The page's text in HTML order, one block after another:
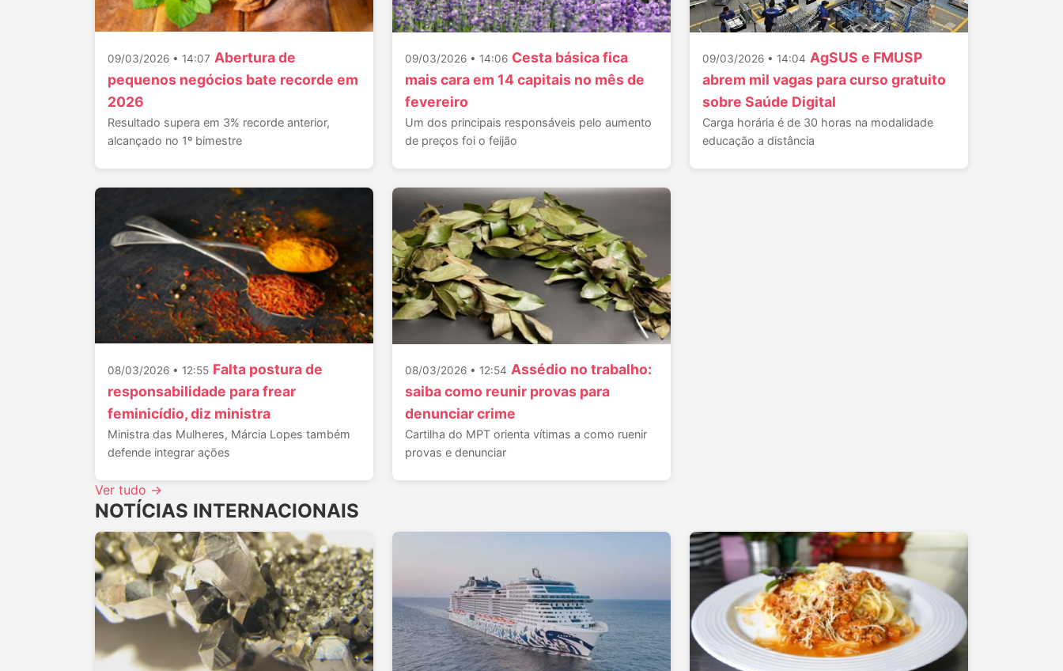
09/03/2026 • 14:07 Abertura de
pequenos negócios bate recorde em
2026
Resultado supera em 3% recorde anterior,
alcançado no 1º bimestre
09/03/2026 • 14:06 Cesta básica fica
mais cara em 14 capitais no mês de
fevereiro
Um dos principais responsáveis pelo aumento
de preços foi o feijão
09/03/2026 • 14:04 AgSUS e FMUSP
abrem mil vagas para curso gratuito
sobre Saúde Digital
Carga horária é de 30 horas na modalidade
educação a distância
08/03/2026 • 12:55 Falta postura de
responsabilidade para frear
feminicídio, diz ministra
Ministra das Mulheres, Márcia Lopes também
defende integrar ações
08/03/2026 • 12:54 Assédio no trabalho:
saiba como reunir provas para
denunciar crime
Cartilha do MPT orienta vítimas a como ruenir
provas e denunciar
Ver tudo →
NOTÍCIAS INTERNACIONAIS